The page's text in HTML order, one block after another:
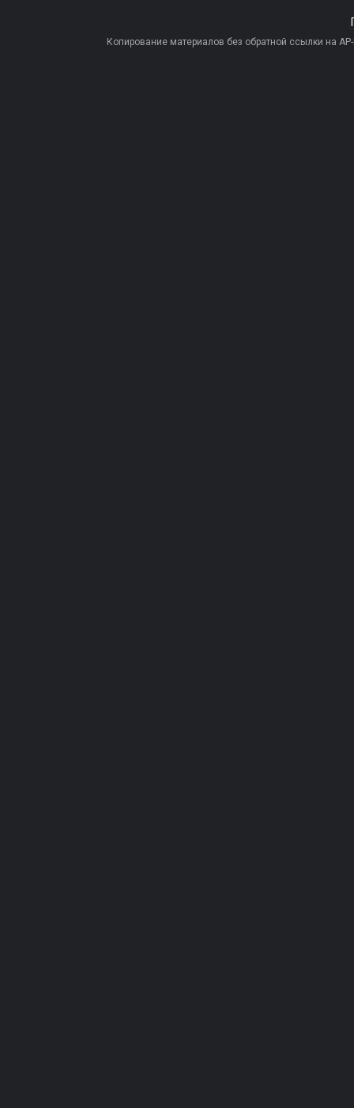
Копирование материалов без обратной ссылки на